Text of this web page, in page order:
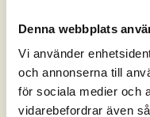
Denna webbplats
Vi använder
och annonserna till
för sociala medier och
vidarebefordrar även
Mål
Tykkelse